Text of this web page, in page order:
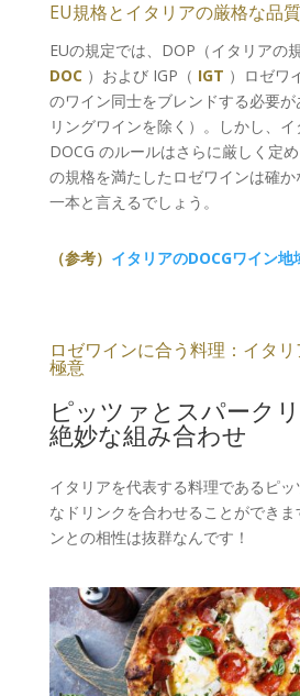
EU規格とイタリアの厳格な品
EUの規定では、DOP（イタリアの
DOC）および IGP（ IGT ）ロゼワ
のワイン同士をブレンドする必要
リングワインを除く）。しかし、
DOCG のルールはさらに厳しく定
の規格を満たしたロゼワインは確
一本と言えるでしょう。
（参考） イタリアのDOCGワイン地
ロゼワインに合う料理：イタ
極意
ピッツァとスパーク
絶妙な組み合わせ
イタリアを代表する料理であるピ
なドリンクを合わせることができ
ンとの相性は抜群なんです！